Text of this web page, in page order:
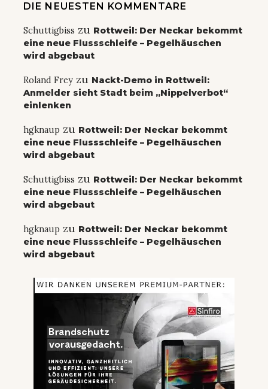
DIE NEUESTEN KOMMENTARE
Schuttigbiss zu Rottweil: Der Neckar bekommt
eine neue Flussschleife – Pegelhäuschen
wird abgebaut
Roland Frey zu Nackt-Demo in Rottweil:
Anmelder sieht Stadt beim „Nippelverbot“
einlenken
hgknaup zu Rottweil: Der Neckar bekommt
eine neue Flussschleife – Pegelhäuschen
wird abgebaut
Schuttigbiss zu Rottweil: Der Neckar bekommt
eine neue Flussschleife – Pegelhäuschen
wird abgebaut
hgknaup zu Rottweil: Der Neckar bekommt
eine neue Flussschleife – Pegelhäuschen
wird abgebaut